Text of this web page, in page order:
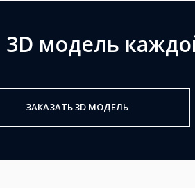
3D модель
ЗАКАЗАТЬ 3D МОДЕЛЬ